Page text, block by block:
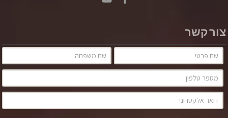
צור קשר